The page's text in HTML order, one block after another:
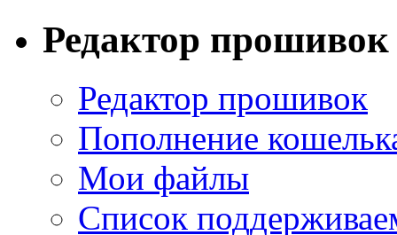
Редактор прошивок
Редактор прошивок
Пополнение
Мои файлы
Список